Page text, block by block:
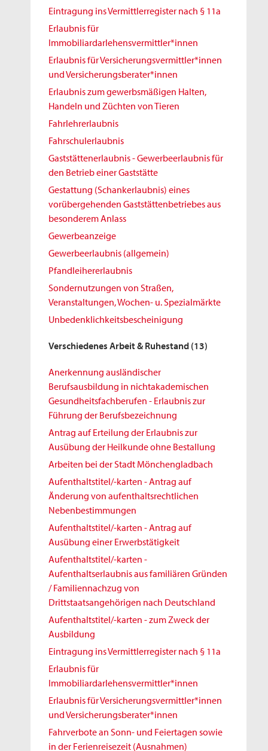
Eintragung ins Vermittlerregister nach § 11a
Erlaubnis für
Immobiliardarlehensvermittler*innen
Erlaubnis für Versicherungsvermittler*innen
und Versicherungsberater*innen
Erlaubnis zum gewerbsmäßigen Halten,
Handeln und Züchten von Tieren
Fahrlehrerlaubnis
Fahrschulerlaubnis
Gaststättenerlaubnis - Gewerbeerlaubnis für
den Betrieb einer Gaststätte
Gestattung (Schankerlaubnis) eines
vorübergehenden Gaststättenbetriebes aus
besonderem Anlass
Gewerbeanzeige
Gewerbeerlaubnis (allgemein)
Pfandleihererlaubnis
Sondernutzungen von Straßen,
Veranstaltungen, Wochen- u. Spezialmärkte
Unbedenklichkeitsbescheinigung
Verschiedenes Arbeit & Ruhestand (13)
Anerkennung ausländischer
Berufsausbildung in nichtakademischen
Gesundheitsfachberufen - Erlaubnis zur
Führung der Berufsbezeichnung
Antrag auf Erteilung der Erlaubnis zur
Ausübung der Heilkunde ohne Bestallung
Arbeiten bei der Stadt Mönchengladbach
Aufenthaltstitel/-karten - Antrag auf
Änderung von aufenthaltsrechtlichen
Nebenbestimmungen
Aufenthaltstitel/-karten - Antrag auf
Ausübung einer Erwerbstätigkeit
Aufenthaltstitel/-karten -
Aufenthaltserlaubnis aus familiären Gründen
/ Familiennachzug von
Drittstaatsangehörigen nach Deutschland
Aufenthaltstitel/-karten - zum Zweck der
Ausbildung
Eintragung ins Vermittlerregister nach § 11a
Erlaubnis für
Immobiliardarlehensvermittler*innen
Erlaubnis für Versicherungsvermittler*innen
und Versicherungsberater*innen
Fahrverbote an Sonn- und Feiertagen sowie
in der Ferienreisezeit (Ausnahmen)